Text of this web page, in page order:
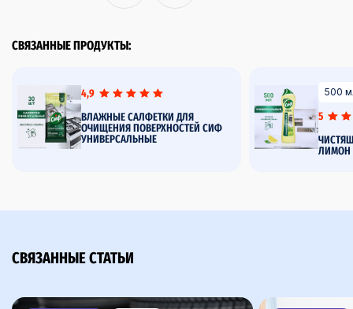
СВЯЗАННЫЕ ПРОДУКТЫ:
4,9
ВЛАЖНЫЕ САЛФЕТКИ ДЛЯ
ОЧИЩЕНИЯ ПОВЕРХНОСТЕЙ СИФ
УНИВЕРСАЛЬНЫЕ
5
500
ЛИМОН
СВЯЗАННЫЕ СТАТЬИ